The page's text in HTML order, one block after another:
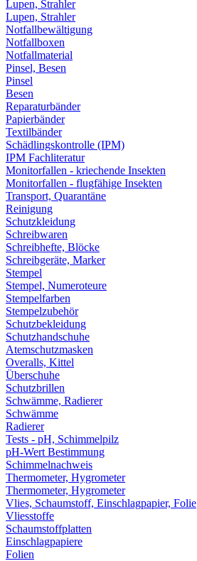
Lupen, Strahler
Lupen, Strahler
Notfallbewältigung
Notfallboxen
Notfallmaterial
Pinsel, Besen
Pinsel
Besen
Reparaturbänder
Papierbänder
Textilbänder
Schädlingskontrolle (IPM)
IPM Fachliteratur
Monitorfallen - kriechende Insekten
Monitorfallen - flugfähige Insekten
Transport, Quarantäne
Reinigung
Schutzkleidung
Schreibwaren
Schreibhefte, Blöcke
Schreibgeräte, Marker
Stempel
Stempel, Numeroteure
Stempelfarben
Stempelzubehör
Schutzbekleidung
Schutzhandschuhe
Atemschutzmasken
Overalls, Kittel
Überschuhe
Schutzbrillen
Schwämme, Radierer
Schwämme
Radierer
Tests - pH, Schimmelpilz
pH-Wert Bestimmung
Schimmelnachweis
Thermometer, Hygrometer
Thermometer, Hygrometer
Vlies, Schaumstoff, Einschlagpapier, Folie
Vliesstoffe
Schaumstoffplatten
Einschlagpapiere
Folien